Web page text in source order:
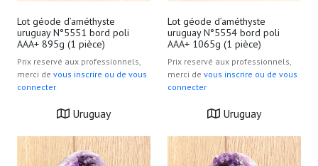
Lot géode d’améthyste
uruguay N°5551 bord poli
AAA+ 895g (1 pièce)
Prix reservé aux professionnels,
merci de vous inscrire ou de vous
connecter
Uruguay
Lot géode d’améthyste
uruguay N°5554 bord poli
AAA+ 1065g (1 pièce)
Prix reservé aux professionnels,
merci de vous inscrire ou de vous
connecter
Uruguay